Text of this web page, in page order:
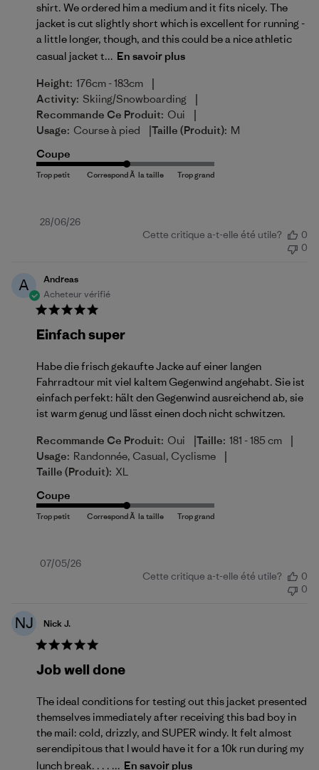
shirt. We ordered him a medium and it fits nicely. The
jacket is cut slightly short which is excellent for running -
a little longer, though, and this could be a nice athletic
casual jacket t... En savoir plus
Height: 176cm - 183cm |
Activity: Skiing/Snowboarding |
Recommande Ce Produit: Oui |
Usage: Course à pied |Taille (produit): M
Coupe
Date
28/06/26
Cette critique a-t-elle été utile?
0
0
A
Andreas
Acheteur vérifié
Einfach super
Habe die frisch gekaufte Jacke auf einer langen
Fahrradtour mit viel kaltem Gegenwind angehabt. Sie ist
einfach perfekt: hält den Gegenwind ausreichend ab, sie
ist warm genug und lässt einen doch nicht schwitzen.
Recommande Ce Produit: Oui |Taille: 181 - 185 cm |
Usage: Randonnée, Casual, Cyclisme |
Taille (produit): XL
Coupe
Date
07/05/26
Cette critique a-t-elle été utile?
0
0
NJ Nick J.
Job well done
The ideal conditions for testing out this jacket presented
themselves immediately after receiving this bad boy in
the mail: cold, drizzly, and SUPER windy. It felt almost
serendipitous that I would have it for a 10k run during my
lunch break. . . . ... En savoir plus